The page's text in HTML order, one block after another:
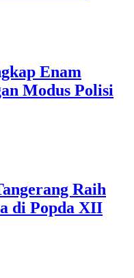
Enam
Modus Polisi
Raih
di Popda XII